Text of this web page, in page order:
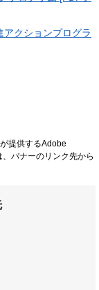
クションプログラ
提供するAdobe
バナーのリンク先から